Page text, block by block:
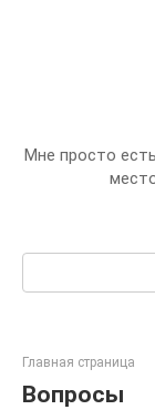
Мне просто
Главная страница
Вопросы